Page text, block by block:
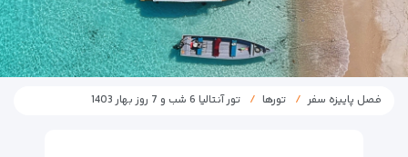
فصل پاییزه سفر تورها تور آنتالیا 6 شب و 7 روز بهار 1403